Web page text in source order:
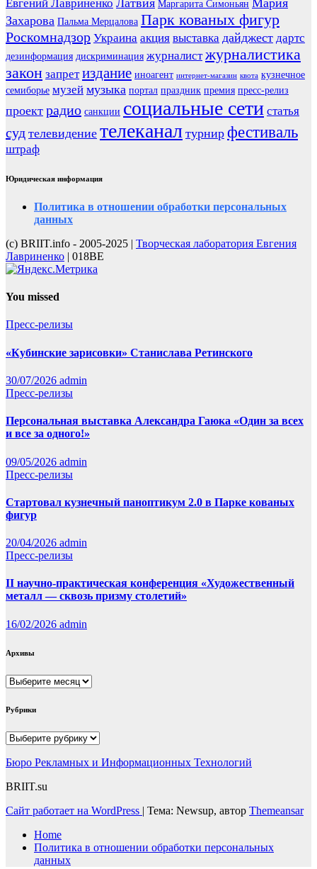
Евгений Лавриненко Маргарита Симоньян
Захарова Пальма Мерцалова Парк кованых фигур
Роскомнадзор Украина акция выставка дайджест дартс
дезинформация дискриминация журналист журналистика
закон запрет издание иноагент интернет-магазин квота кузнечное
семиборье музей музыка портал праздник премия пресс-релиз
проект радио санкции социальные сети статья
суд телевидение телеканал турнир фестиваль
штраф
Юридическая информация
Политика в отношении обработки персональных
данных
(с) BRIIT.info - 2005-2025 | Творческая лаборатория Евгения
Лавриненко | 018BE
You missed
Пресс-релизы
«Кубинские зарисовки» Станислава Ретинского
30/07/2026 admin
Пресс-релизы
Персональная выставка Александра Гаюка «Один за всех
и все за одного!»
09/05/2026 admin
Пресс-релизы
Стартовал кузнечный паноптикум 2.0 в Парке кованых
фигур
20/04/2026 admin
Пресс-релизы
II научно-практическая конференция «Художественный
металл — сквозь призму столетий»
16/02/2026 admin
Архивы
Архивы
Рубрики
Рубрики
Бюро Рекламных и Информационных Технологий
BRIIT.su
Сайт работает на WordPress | Тема: Newsup, автор Themeansar
Home
Политика в отношении обработки персональных
данных